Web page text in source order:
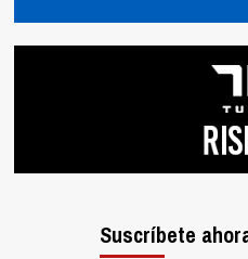
Suscríbete